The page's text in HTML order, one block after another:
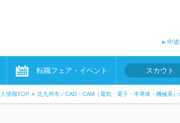
中
転職フェア・イベント スカウト
情報TOP 北九州市／CAD・CAM（電気・電子・半導体・機械系